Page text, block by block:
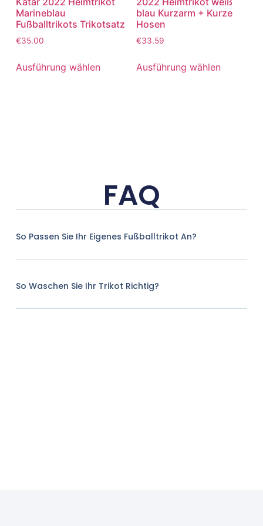
Marineblau
Fußballtrikots Trikotsatz
€35.00
Ausführung wählen
blau Kurzarm + Kurze
Hosen
€33.59
Ausführung wählen
FAQ
So Passen Sie Ihr Eigenes Fußballtrikot An?
So Waschen Sie Ihr Trikot Richtig?